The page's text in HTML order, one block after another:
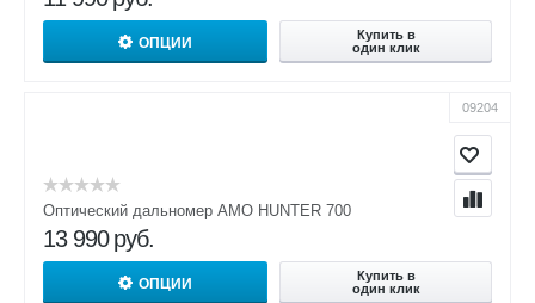
ОПЦИИ
Купить в
один клик
09204
Оптический дальномер AMO HUNTER 700
13 990 руб.
ОПЦИИ
Купить в
один клик